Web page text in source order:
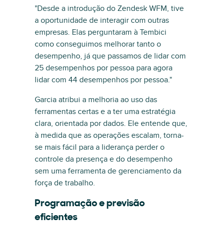
"Desde a introdução do Zendesk WFM, tive
a oportunidade de interagir com outras
empresas. Elas perguntaram à Tembici
como conseguimos melhorar tanto o
desempenho, já que passamos de lidar com
25 desempenhos por pessoa para agora
lidar com 44 desempenhos por pessoa."
Garcia atribui a melhoria ao uso das
ferramentas certas e a ter uma estratégia
clara, orientada por dados. Ele entende que,
à medida que as operações escalam, torna-
se mais fácil para a liderança perder o
controle da presença e do desempenho
sem uma ferramenta de gerenciamento da
força de trabalho.
Programação e previsão
eficientes